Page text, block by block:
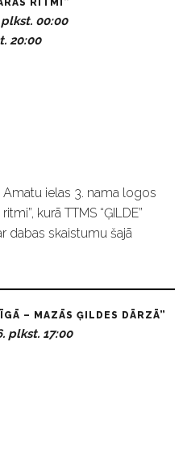
00:00
20:00
ielas 3. nama logos
kurā TTMS “ĢILDE”
dabas skaistumu šajā
– MAZĀS ĢILDES DĀRZĀ”
plkst. 17:00